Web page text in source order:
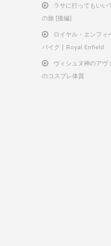
ラサに行ってもいい
の旅 [後編]
ロイヤル・エンフ
バイク | Royal Enfield
ヴィシュヌ神のアヴ
のコスプレ体質